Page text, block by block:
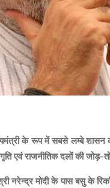
के रूप में सबसे लम्बे शासन
एवं राजनीतिक दलों की
श्री नरेन्द्र मोदी के पास बसु के